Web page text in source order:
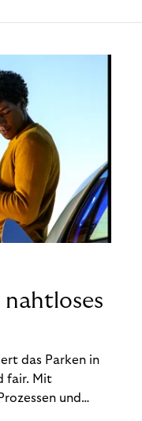
nahtloses
das Parken in
fair. Mit
und